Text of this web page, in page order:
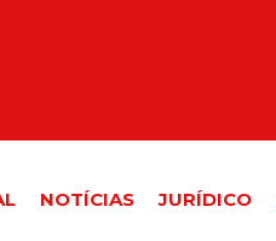
NOTÍCIAS JURÍDICO